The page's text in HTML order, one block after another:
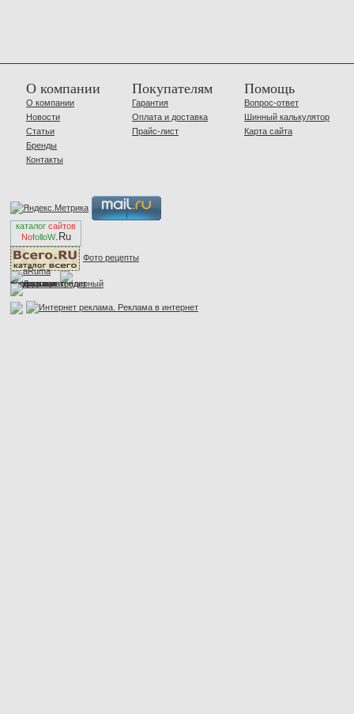
О компании
О компании
Новости
Статьи
Бренды
Контакты
Покупателям
Гарантия
Оплата и доставка
Прайс-лист
Помощь
Вопрос-ответ
Шинный калькулятор
Карта сайта
каталог сайтов
NofolloW.Ru
Фото рецепты